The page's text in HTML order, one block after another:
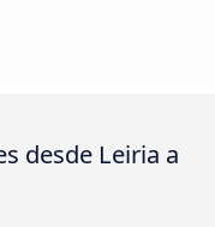
desde Leiria a